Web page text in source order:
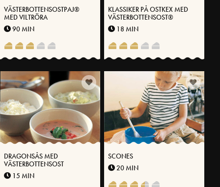
VÄSTERBOTTENSOSTPAJ®
MED VILTRÖRA
90 MIN
KLASSIKER PÅ OSTKEX MED
VÄSTERBOTTENSOST®
18 MIN
DRAGONSÅS MED
VÄSTERBOTTENSOST
15 MIN
SCONES
20 MIN